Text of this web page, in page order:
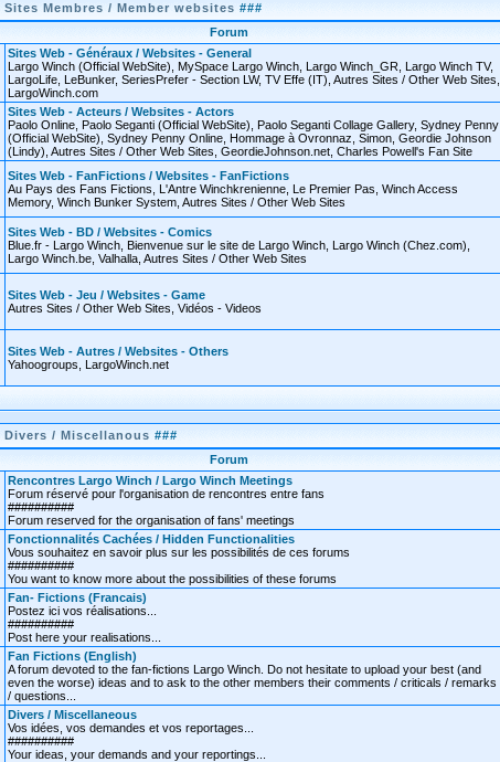
Sites Membres / Member websites ###
Forum
Sites Web - Généraux / Websites - General
Largo Winch (Official WebSite), MySpace Largo Winch, Largo Winch_GR, Largo Winch TV,
LargoLife, LeBunker, SeriesPrefer - Section LW, TV Effe (IT), Autres Sites / Other Web Sites,
LargoWinch.com
Sites Web - Acteurs / Websites - Actors
Paolo Online, Paolo Seganti (Official WebSite), Paolo Seganti Collage Gallery, Sydney Penny
(Official WebSite), Sydney Penny Online, Hommage à Ovronnaz, Simon, Geordie Johnson
(Lindy), Autres Sites / Other Web Sites, GeordieJohnson.net, Charles Powell's Fan Site
Sites Web - FanFictions / Websites - FanFictions
Au Pays des Fans Fictions, L'Antre Winchkrenienne, Le Premier Pas, Winch Access
Memory, Winch Bunker System, Autres Sites / Other Web Sites
Sites Web - BD / Websites - Comics
Blue.fr - Largo Winch, Bienvenue sur le site de Largo Winch, Largo Winch (Chez.com),
Largo Winch.be, Valhalla, Autres Sites / Other Web Sites
Sites Web - Jeu / Websites - Game
Autres Sites / Other Web Sites, Vidéos - Videos
Sites Web - Autres / Websites - Others
Yahoogroups, LargoWinch.net
Divers / Miscellanous ###
Forum
Rencontres Largo Winch / Largo Winch Meetings
Forum réservé pour l'organisation de rencontres entre fans
##########
Forum reserved for the organisation of fans' meetings
Fonctionnalités Cachées / Hidden Functionalities
Vous souhaitez en savoir plus sur les possibilités de ces forums
##########
You want to know more about the possibilities of these forums
Fan- Fictions (Francais)
Postez ici vos réalisations...
##########
Post here your realisations...
Fan Fictions (English)
A forum devoted to the fan-fictions Largo Winch. Do not hesitate to upload your best (and
even the worse) ideas and to ask to the other members their comments / criticals / remarks
/ questions...
Divers / Miscellaneous
Vos idées, vos demandes et vos reportages...
##########
Your ideas, your demands and your reportings...